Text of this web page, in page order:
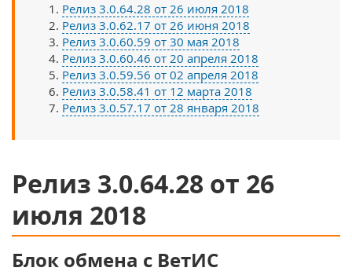
Релиз 3.0.64.28 от 26 июля 2018
Релиз 3.0.62.17 от 26 июня 2018
Релиз 3.0.60.59 от 30 мая 2018
Релиз 3.0.60.46 от 20 апреля 2018
Релиз 3.0.59.56 от 02 апреля 2018
Релиз 3.0.58.41 от 12 марта 2018
Релиз 3.0.57.17 от 28 января 2018
Релиз 3.0.64.28 от 26
июля 2018
Блок обмена с ВетИС